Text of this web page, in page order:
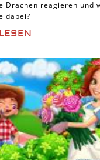
Drachen reagieren und
dabei?